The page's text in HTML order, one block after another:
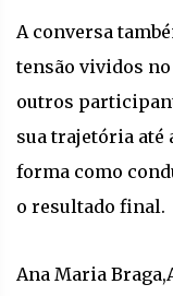
A conversa
tensão vividos
outros
sua trajetória até
forma como
o resultado final.
Ana Maria